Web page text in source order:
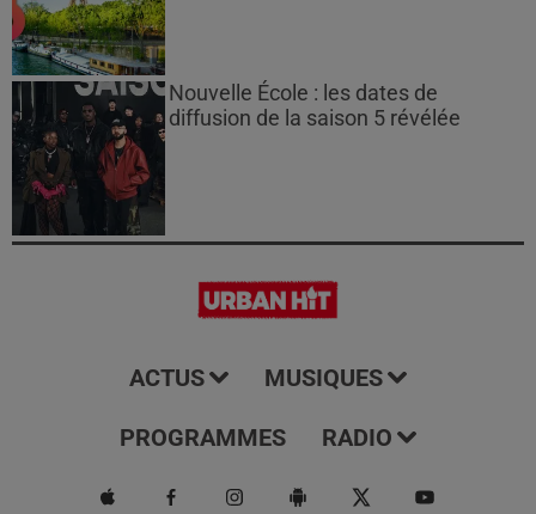
Nouvelle École : les dates de
diffusion de la saison 5 révélée
ACTUS MUSIQUES
PROGRAMMES RADIO